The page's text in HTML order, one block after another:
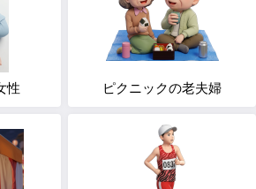
性 ピクニックの老夫婦